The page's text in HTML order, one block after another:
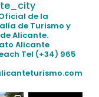
de la
de Turismo y
Alicante.
Alicante
Tel (+34) 965